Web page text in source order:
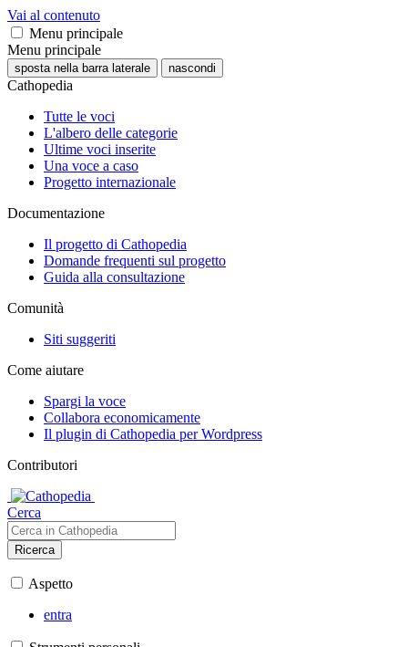
Vai al contenuto
Menu principale
Menu principale
sposta nella barra laterale nascondi
Cathopedia
Tutte le voci
L'albero delle categorie
Ultime voci inserite
Una voce a caso
Progetto internazionale
Documentazione
Il progetto di Cathopedia
Domande frequenti sul progetto
Guida alla consultazione
Comunità
Siti suggeriti
Come aiutare
Spargi la voce
Collabora economicamente
Il plugin di Cathopedia per Wordpress
Contributori
Cerca
Ricerca
Aspetto
entra